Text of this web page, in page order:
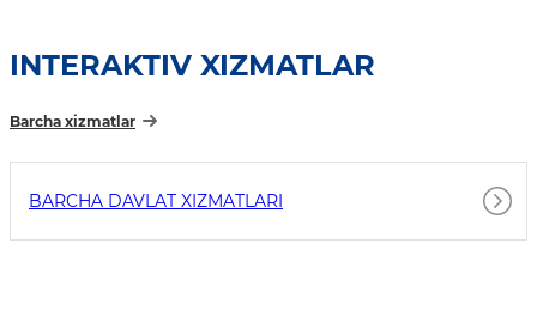
INTERAKTIV XIZMATLAR
Barcha xizmatlar
BARCHA DAVLAT XIZMATLARI